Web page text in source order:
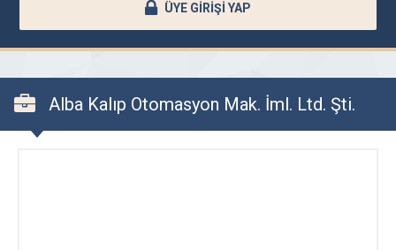
ÜYE GİRİŞİ YAP
Alba Kalıp Otomasyon Mak. İml. Ltd. Şti.